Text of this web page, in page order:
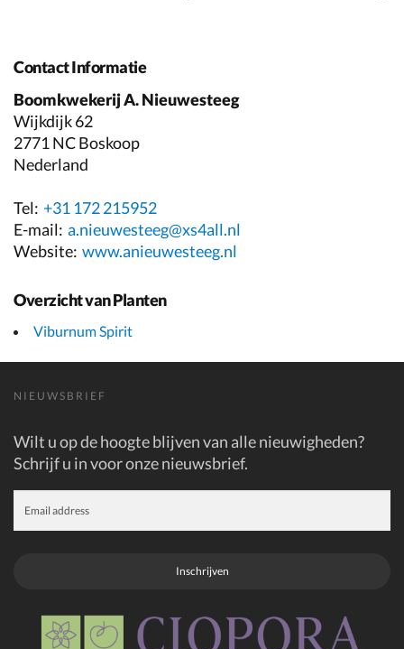
Contact Informatie
Boomkwekerij A. Nieuwesteeg
Wijkdijk 62
2771 NC Boskoop
Nederland
Tel: +31 172 215952
E-mail: a.nieuwesteeg@xs4all.nl
Website: www.anieuwesteeg.nl
Overzicht van Planten
Viburnum Spirit
NIEUWSBRIEF
Wilt u op de hoogte blijven van alle nieuwigheden?
Schrijf u in voor onze nieuwsbrief.
Inschrijven